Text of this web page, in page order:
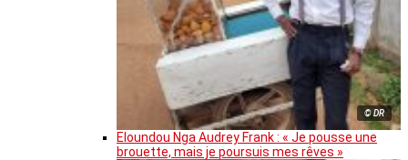
© DR
Eloundou Nga Audrey Frank : « Je pousse une
brouette, mais je poursuis mes rêves »